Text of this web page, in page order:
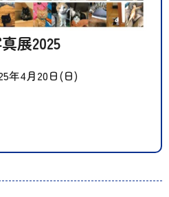
展2025
年4月20日(日)